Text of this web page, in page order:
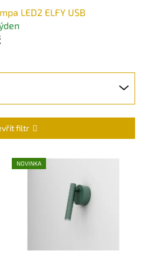
LED2 ELFY USB
filtr
NOVINKA